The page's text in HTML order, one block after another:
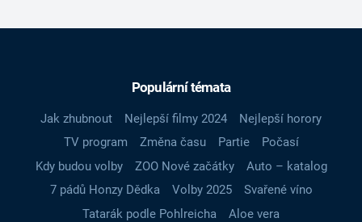
Populární témata
Jak zhubnout Nejlepší filmy 2024
Nejlepší horory
TV program
Změna času Partie
Počasí
Kdy budou volby
ZOO Nové začátky
Auto – katalog
7 pádů Honzy Dědka
Volby 2025
Svařené víno
Tatarák podle Pohlreicha
Aloe vera